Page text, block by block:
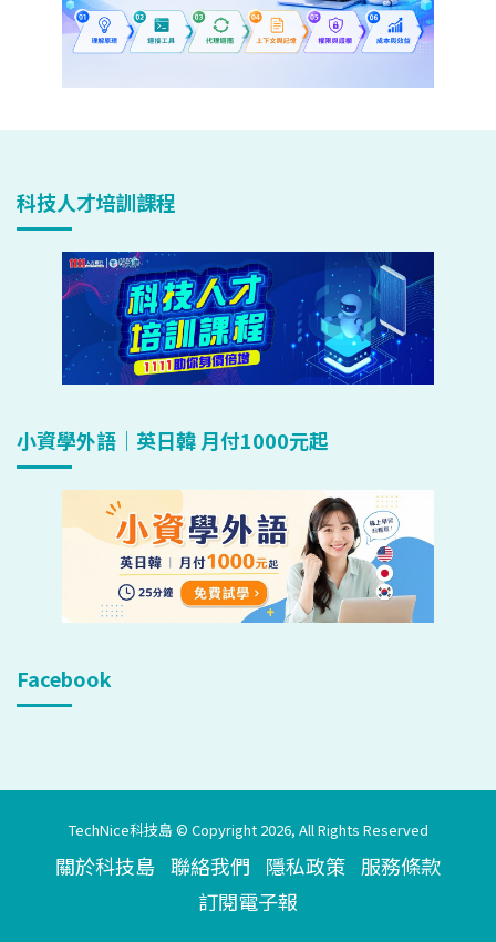
科技人才培訓課程
小資學外語｜英日韓 月付1000元起
Facebook
TechNice科技島 © Copyright 2026, All Rights Reserved
關於科技島 聯絡我們 隱私政策 服務條款
訂閱電子報